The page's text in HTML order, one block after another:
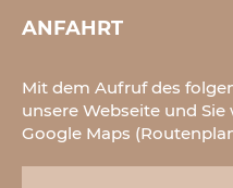
ANFAHRT
Mit dem Aufruf des
unsere Webseite und
Google Maps